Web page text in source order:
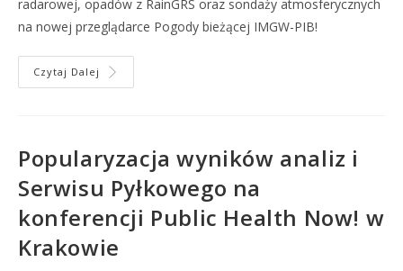
radarowej, opadów z RainGRS oraz sondaży atmosferycznych
na nowej przeglądarce Pogody bieżącej IMGW-PIB!
Czytaj Dalej
Popularyzacja wyników analiz i
Serwisu Pyłkowego na
konferencji Public Health Now! w
Krakowie